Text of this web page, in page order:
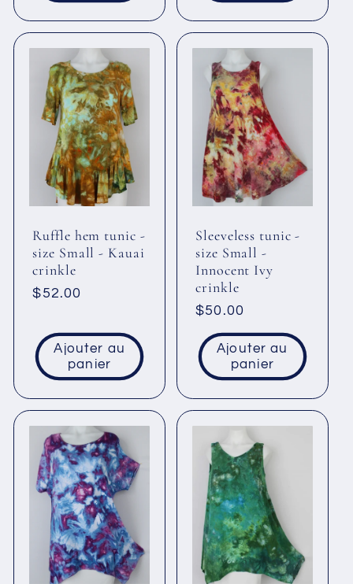
Ruffle hem tunic -
size Small - Kauai
crinkle
Prix
$52.00
Ajouter au
panier
Sleeveless tunic -
size Small -
Innocent Ivy
crinkle
Prix
habituel
$50.00
Ajouter au
panier